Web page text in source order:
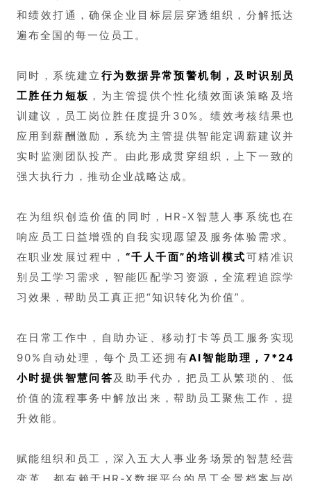
和绩效打通，确保企业目标层层穿透组织，分解抵达
遍布全国的每一位员工。
同时，系统建立 行为数据异常预警机制，及时识别员
工胜任力短板 ，为主管提供个性化绩效面谈策略及培
训建议，员工岗位胜任度提升30%。绩效考核结果也
应用到薪酬激励，系统为主管提供智能定调薪建议并
实时监测团队投产。由此形成贯穿组织，上下一致的
强大执行力，推动企业战略达成。
在为组织创造价值的同时，HR-X智慧人事系统也在
响应员工日益增强的自我实现愿望及服务体验需求。
在职业发展过程中， “千人千面”的培训模式可精准识
别员工学习需求，智能匹配学习资源，全流程追踪学
习效果，帮助员工真正把“知识转化为价值”。
在日常工作中，自助办证、移动打卡等员工服务实现
90%自动处理，每个员工还拥有AI智能助理，7*24
小时提供智慧问答 及助手代办，把员工从繁琐的、低
价值的流程事务中解放出来，帮助员工聚焦工作，提
升效能。
赋能组织和员工，深入五大人事业务场景的智慧经营
变革，都有赖于HR-X数据平台的员工全景档案与岗